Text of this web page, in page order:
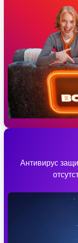
Антивирус